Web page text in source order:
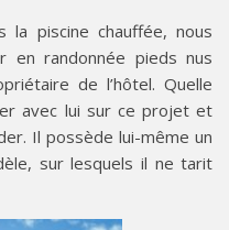
la piscine chauffée, nous
en randonnée pieds nus
de l’hôtel. Quelle
avec lui sur ce projet et
Il possède lui-même un
sur lesquels il ne tarit